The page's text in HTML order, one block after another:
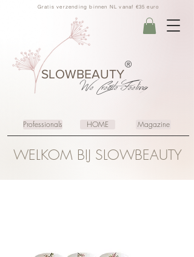
Gratis verzending binnen NL vanaf €35 euro
SLOWBEAUTY
We CreateFeeling
®
Professionals HOME Magazine
WELKOM BIJ SLOWBEAUTY